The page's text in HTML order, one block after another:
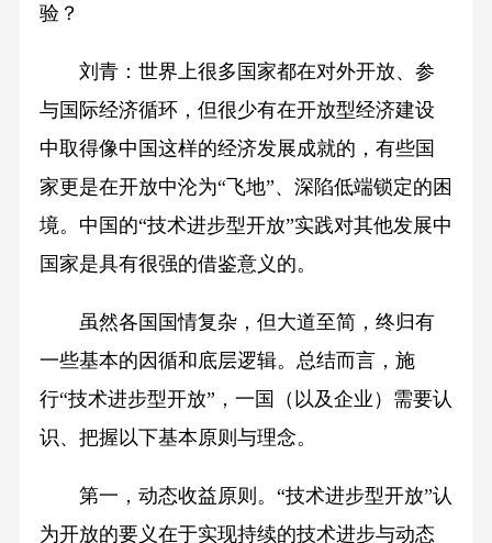
验？
刘青：世界上很多国家都在对外开放、参
与国际经济循环，但很少有在开放型经济建设
中取得像中国这样的经济发展成就的，有些国
家更是在开放中沦为“飞地”、深陷低端锁定的困
境。中国的“技术进步型开放”实践对其他发展中
国家是具有很强的借鉴意义的。
虽然各国国情复杂，但大道至简，终归有
一些基本的因循和底层逻辑。总结而言，施
行“技术进步型开放”，一国（以及企业）需要认
识、把握以下基本原则与理念。
第一，动态收益原则。“技术进步型开放”认
为开放的要义在于实现持续的技术进步与动态